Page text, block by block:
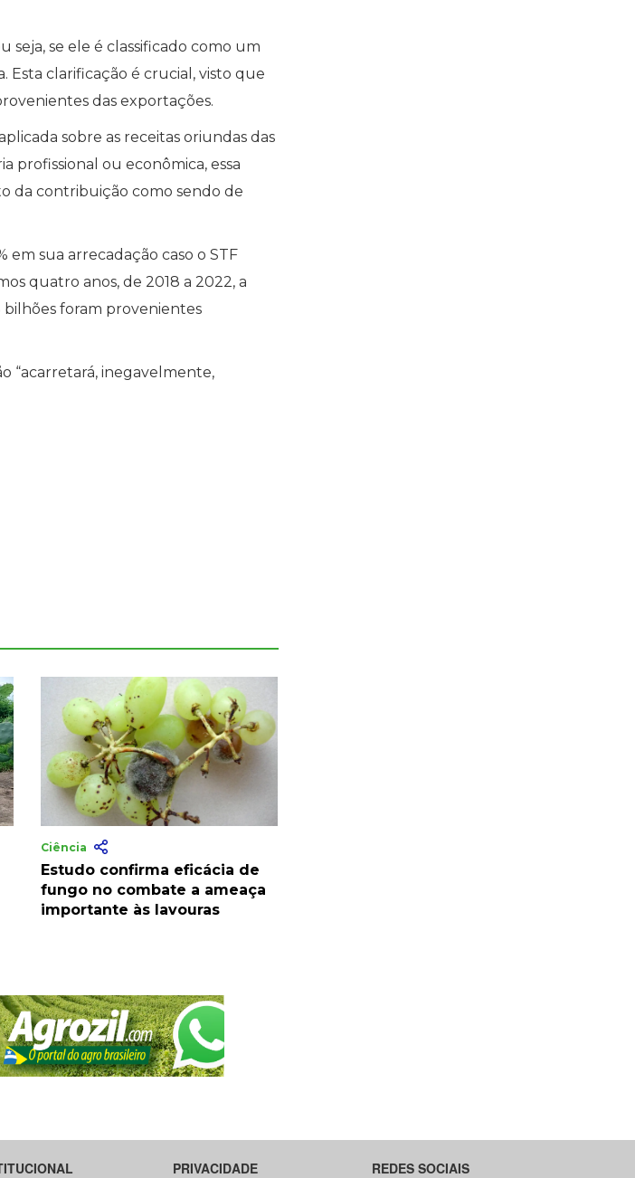
se ele é classificado como um
Esta clarificação é crucial, visto que
das exportações.
sobre as receitas oriundas das
profissional ou econômica, essa
da contribuição como sendo de
sua arrecadação caso o STF
quatro anos, de 2018 a 2022, a
bilhões foram provenientes
“acarretará, inegavelmente,
Ciência
Estudo confirma eficácia de
fungo no combate a ameaça
importante às lavouras
PRIVACIDADE REDES SOCIAIS